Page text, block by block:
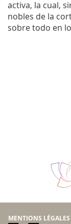
activa, la cual,
nobles de la
sobre todo en
MENTIONS LÉGALES